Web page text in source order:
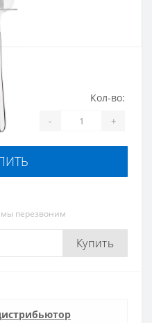
Кол-во:
- +
перезвоним
Купить